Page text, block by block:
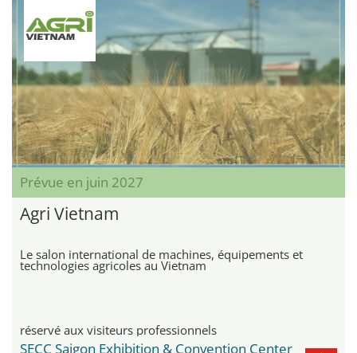
Prévue en juin 2027
Agri Vietnam
Le salon international de machines, équipements et
technologies agricoles au Vietnam
réservé aux visiteurs professionnels
SECC Saigon Exhibition & Convention Center